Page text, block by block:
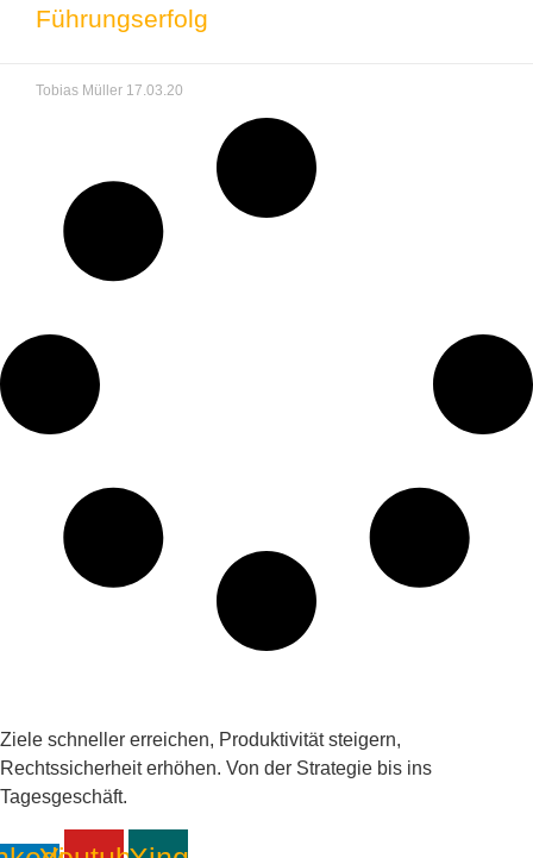
Führungserfolg
Tobias Müller 17.03.20
Ziele schneller erreichen, Produktivität steigern,
Rechtssicherheit erhöhen. Von der Strategie bis ins
Tagesgeschäft.